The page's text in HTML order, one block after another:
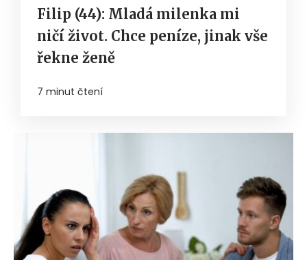
Filip (44): Mladá milenka mi
ničí život. Chce peníze, jinak vše
řekne ženě
7 minut čtení